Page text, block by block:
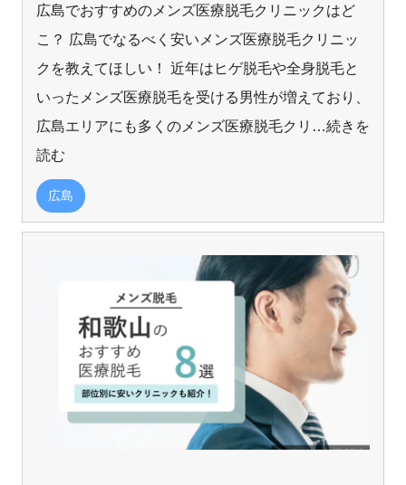
広島でおすすめのメンズ医療脱毛クリニックはど
こ？ 広島でなるべく安いメンズ医療脱毛クリニッ
クを教えてほしい！ 近年はヒゲ脱毛や全身脱毛と
いったメンズ医療脱毛を受ける男性が増えており、
広島エリアにも多くのメンズ医療脱毛クリ …続きを
読む
広島